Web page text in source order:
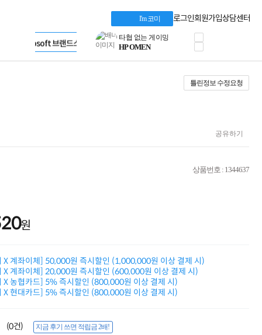
I'm 코미 로그인회원가입상담센터
LG gram & 브랜드스토어
Microsoft 브랜드스토어
AMD 브랜드스토어
Dell 구매 찬스
프로 에센셜
타협 없는 게이밍
HP OMEN
로지텍
MSI 공유기
적립금 3% 페이백
시스코 스위칭허브
누적 금액 별
틀린정보 수정요청
공유하기
상품번호 : 1344637
원
X 계좌이체] 50,000원 즉시할인 (1,000,000원 이상 결제 시)
X 계좌이체] 20,000원 즉시할인 (600,000원 이상 결제 시)
X 농협카드] 5% 즉시할인 (800,000원 이상 결제 시)
X 현대카드] 5% 즉시할인 (800,000원 이상 결제 시)
(0건) 지금 후기 쓰면 적립금 2배!